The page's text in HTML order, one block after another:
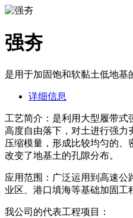
强夯
是用于加固饱和软黏土低地基
详细信息
工艺简介：是利用大型履带式
高度自由落下，对土进行强力
压缩模量，形成比较均匀的、
改变了地基土的孔隙分布。
应用范围：广泛运用到高速公
业区、港口填海等基础加固工
我公司的代表工程项目：